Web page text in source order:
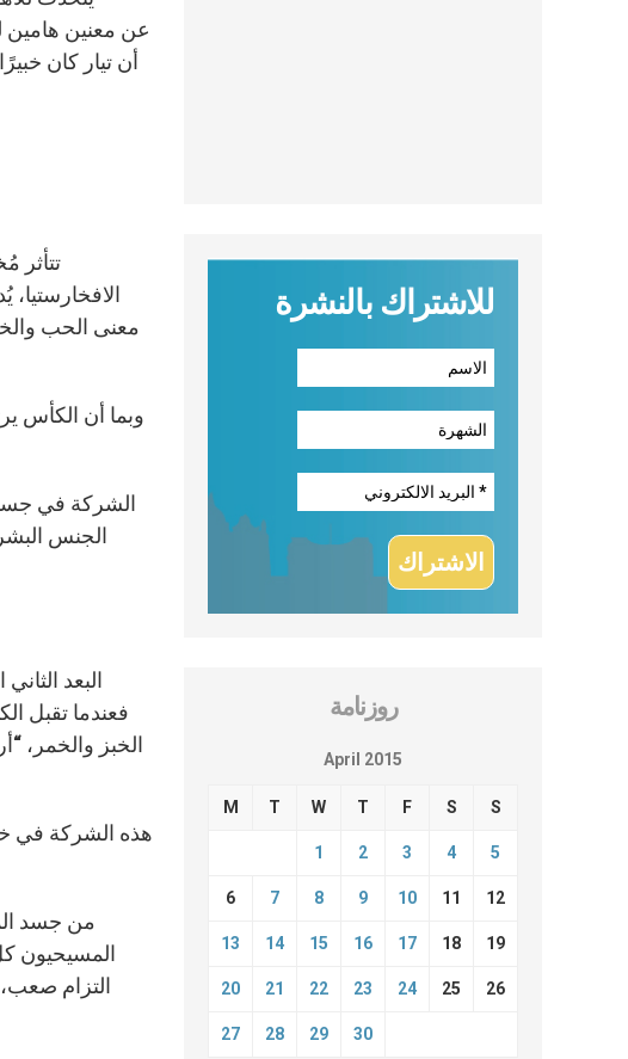
أن تيار كان
تتأثر
معنى الحب
وبما أن الكأس
الشركة في
الجنس
البعد
فعندما تقبل
الخبز والخمر،
هذه الشركة في
من جسد
المسيحيون
التزام
للاشتراك بالنشرة
روزنامة
April 2015
M T W T F S S
1 2 3 4 5
6 7 8 9 10 11 12
13 14 15 16 17 18 19
20 21 22 23 24 25 26
27 28 29 30